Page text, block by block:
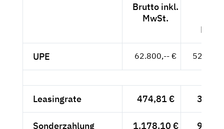
Brutto inkl.
MwSt.
UPE 62.800,-- €
Leasingrate 474,81 €
Sonderzahlung 1.178,10 €